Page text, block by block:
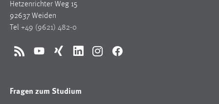
Hetzenrichter Weg 15
92637 Weiden
Tel +49 (9621) 482-0
RSS YouTubeXing LinkedInInstagramFacebook
Fragen zum Studium